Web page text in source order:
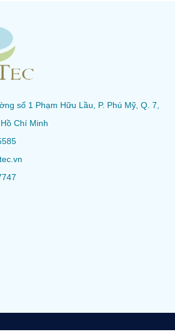
số 1 Phạm Hữu Lầu, P. Phú Mỹ, Q. 7,
Chí Minh